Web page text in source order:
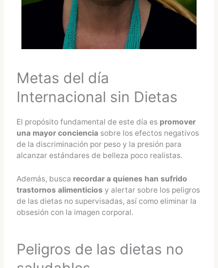
Metas del día
Internacional sin Dietas
El propósito fundamental de este día espromover
una mayor conciencia sobre los efectos negativos
de la discriminación por peso y la presión para
alcanzar estándares de belleza poco realistas.
Además, busca recordar a quienes han sufrido
trastornos alimenticios y alertar sobre los peligros
de las dietas no supervisadas, así como eliminar la
obsesión con la imagen corporal.
Peligros de las dietas no